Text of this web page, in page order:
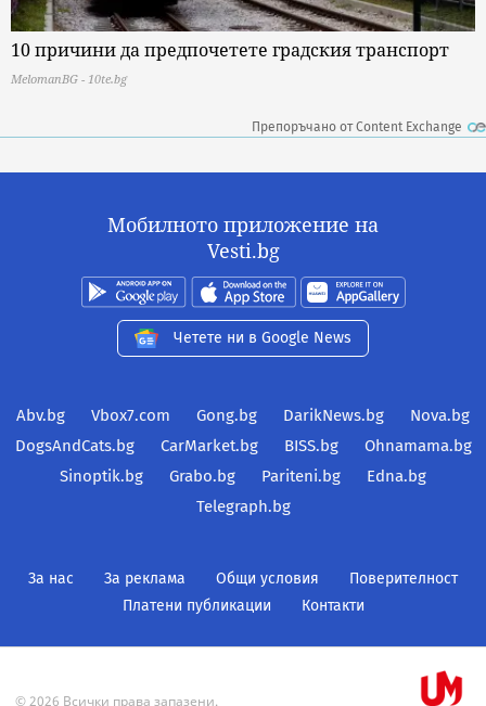
10 причини да предпочетете градския транспорт
MelomanBG - 10te.bg
Препоръчано от Content Exchange
Мобилното приложение на
Vesti.bg
Четете ни в Google News
Abv.bg Vbox7.com Gong.bg DarikNews.bg
Nova.bg
DogsAndCats.bg
CarMarket.bg BISS.bg
Ohnamama.bg
Sinoptik.bg
Grabo.bg Pariteni.bg
Edna.bg
Telegraph.bg
За нас За реклама Общи условия
Поверителност
Платени публикации
Контакти
© 2026 Всички права запазени.